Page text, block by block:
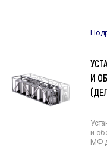
И
и
МФ